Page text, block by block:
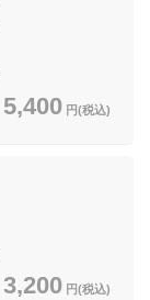
5,400 円(税込)
3,200 円(税込)